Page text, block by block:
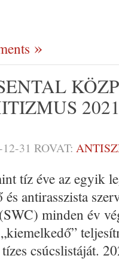
31 ROVAT:
tíz éve az egyik
és antirasszista
minden év
csúcslistáját.